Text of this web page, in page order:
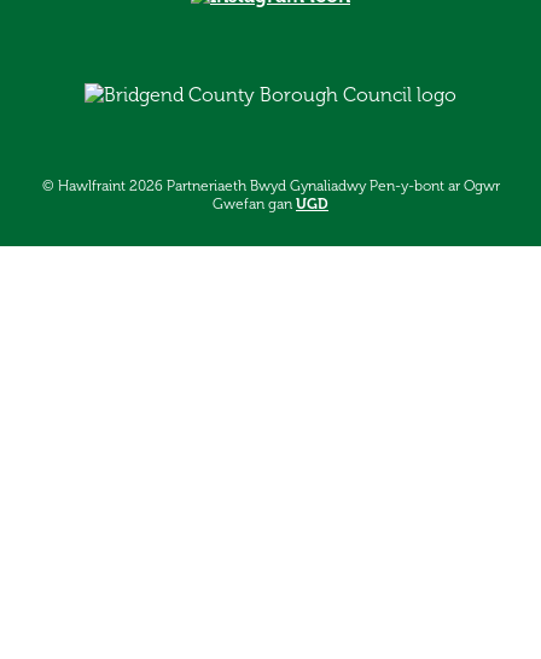
© Hawlfraint 2026 Partneriaeth Bwyd Gynaliadwy Pen-y-bont ar Ogwr
Gwefan gan UGD